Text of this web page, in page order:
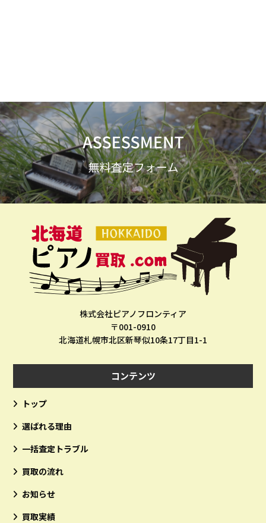
株式会社ピアノフロンティア
〒001-0910
北海道札幌市北区新琴似10条17丁目1-1
コンテンツ
トップ
選ばれる理由
一括査定トラブル
買取の流れ
お知らせ
買取実績